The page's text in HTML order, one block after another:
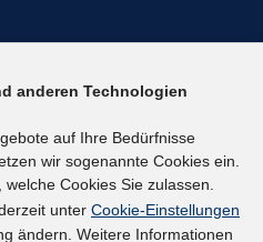
anderen Technologien
auf Ihre Bedürfnisse
wir sogenannte Cookies ein.
Cookies Sie zulassen.
unter Cookie-Einstellungen
ändern. Weitere Informationen